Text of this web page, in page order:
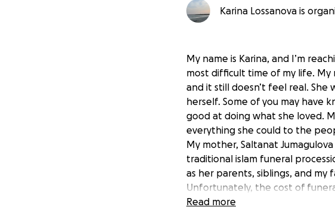
Karina Lossanova is
My name is Karina, and I’m
most difficult time of my life.
and it still doesn’t feel real.
herself. Some of you may have
good at doing what she loved.
everything she could to the
My mother, Saltanat
traditional islam funeral
as her parents, siblings, and my
Unfortunately, the cost of
own. We’re doing everything
Read more